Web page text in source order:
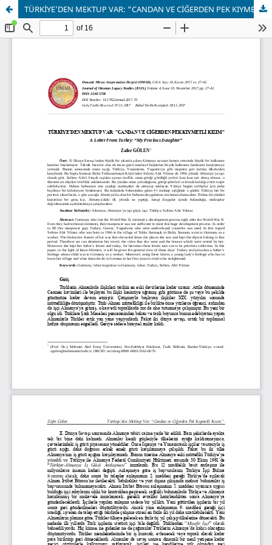
TÜRKİYE’DEN MEKTUP VAR: “CANDAN VE CİĞERDEN PEK KIYMETLİ KIZIM”